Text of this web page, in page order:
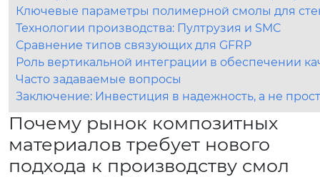
Ключевые параметры полимерной смолы для
Технологии производства: Пултрузия и SMC
Сравнение типов связующих для GFRP
Роль вертикальной интеграции в обеспечении
Часто задаваемые вопросы
Заключение: Инвестиция в надежность, а не
Почему рынок композитных
материалов требует нового
подхода к производству смол